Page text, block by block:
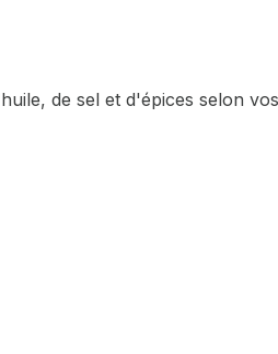
de sel et d'épices selon